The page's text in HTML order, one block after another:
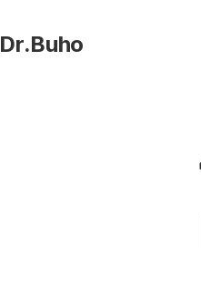
Dr.Buho